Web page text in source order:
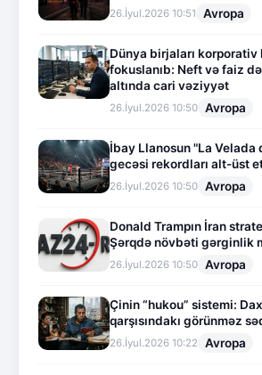
26.İyul.2026 10:51 Avropa
Dünya birjaları korporativ
fokuslanıb: Neft və faiz
altında cari vəziyyət
26.İyul.2026 10:50 Avropa
İbay Llanosun "La Velada
gecəsi rekordları alt-üst
26.İyul.2026 10:50 Avropa
Donald Trampın İran
Şərqdə növbəti gərginlik
26.İyul.2026 10:50 Avropa
Çinin “hukou” sistemi:
qarşısındakı görünməz
26.İyul.2026 10:22 Avropa